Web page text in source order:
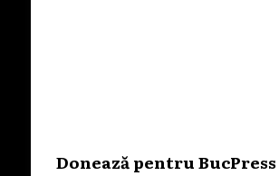
Donează pentru